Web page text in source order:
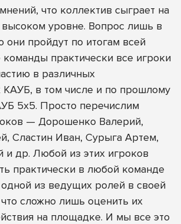
что коллектив сыграет на
уровне. Вопрос лишь в
они пройдут по итогам всей
команды практически все игроки
в различных
КАУБ, в том числе и по прошлому
5х5. Просто перечислим
— Дорошенко Валерий,
Сластин Иван, Сурыга Артем,
и др. Любой из этих игроков
практически в любой команде
из ведущих ролей в своей
сложно лишь оценить их
на площадке. И мы все это